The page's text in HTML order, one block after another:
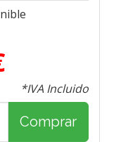
*IVA Incluido
Comprar